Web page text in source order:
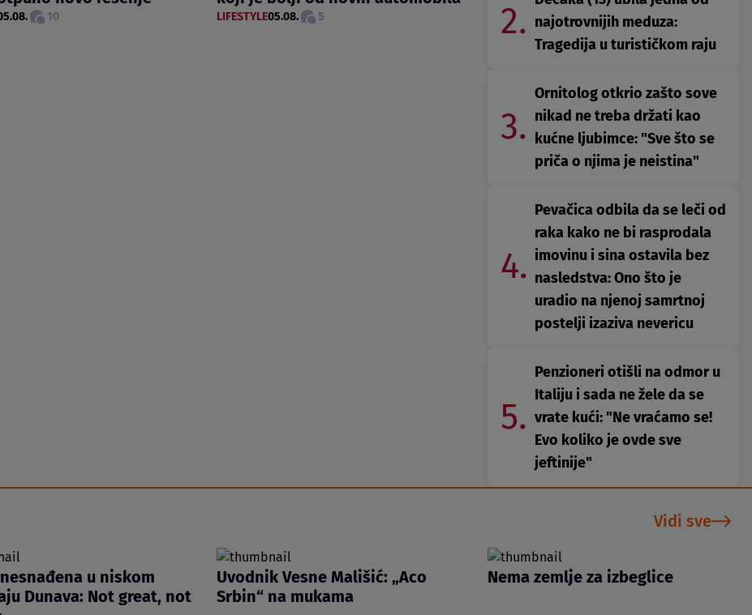
10 LIFESTYLE05.08. 5 2. najotrovnijih meduza:
Tragedija u turističkom raju
3.
Ornitolog otkrio zašto sove
nikad ne treba držati kao
kućne ljubimce: "Sve što se
priča o njima je neistina"
4.
Pevačica odbila da se leči od
raka kako ne bi rasprodala
imovinu i sina ostavila bez
nasledstva: Ono što je
uradio na njenoj samrtnoj
postelji izaziva nevericu
5.
Penzioneri otišli na odmor u
Italiju i sada ne žele da se
vrate kući: "Ne vraćamo se!
Evo koliko je ovde sve
jeftinije"
Vidi sve
u niskom
Dunava: Not great, not
Uvodnik Vesne Mališić: „Aco
Srbin“ na mukama
Nema zemlje za izbeglice